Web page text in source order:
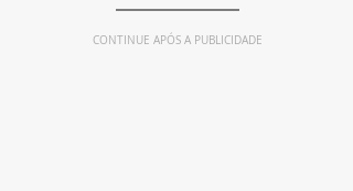
CONTINUE APÓS A PUBLICIDADE